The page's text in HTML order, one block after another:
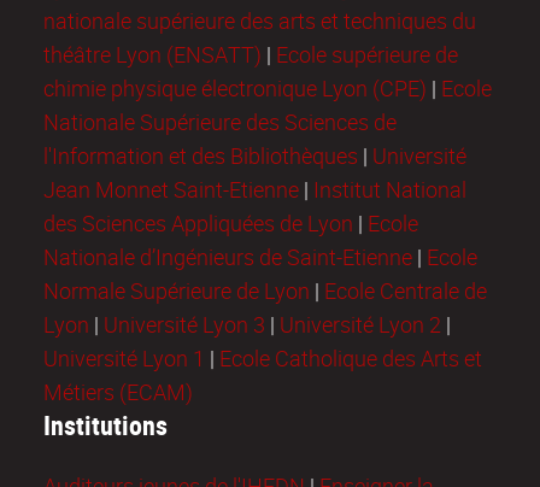
nationale supérieure des arts et techniques du
théâtre Lyon (ENSATT) | Ecole supérieure de
chimie physique électronique Lyon (CPE) | Ecole
Nationale Supérieure des Sciences de
l'Information et des Bibliothèques | Université
Jean Monnet Saint-Etienne | Institut National
des Sciences Appliquées de Lyon | Ecole
Nationale d’Ingénieurs de Saint-Etienne | Ecole
Normale Supérieure de Lyon | Ecole Centrale de
Lyon | Université Lyon 3 | Université Lyon 2 |
Université Lyon 1 | Ecole Catholique des Arts et
Métiers (ECAM)
Institutions